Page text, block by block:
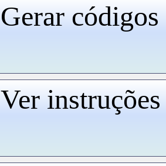
Gerar
Ver